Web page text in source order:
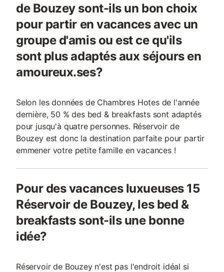
de Bouzey sont-ils un bon choix
pour partir en vacances avec un
groupe d'amis ou est ce qu'ils
sont plus adaptés aux séjours en
amoureux.ses?
Selon les données de Chambres Hotes de l'année
dernière, 50 % des bed & breakfasts sont adaptés
pour jusqu'à quatre personnes. Réservoir de
Bouzey est donc la destination parfaite pour partir
emmener votre petite famille en vacances !
Pour des vacances luxueuses 15
Réservoir de Bouzey, les bed &
breakfasts sont-ils une bonne
idée?
Réservoir de Bouzey n'est pas l'endroit idéal si